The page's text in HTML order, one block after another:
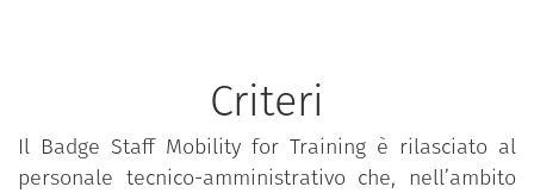
Criteri
Il Badge Staff Mobility for Training è rilasciato al
personale tecnico-amministrativo che, nell’ambito